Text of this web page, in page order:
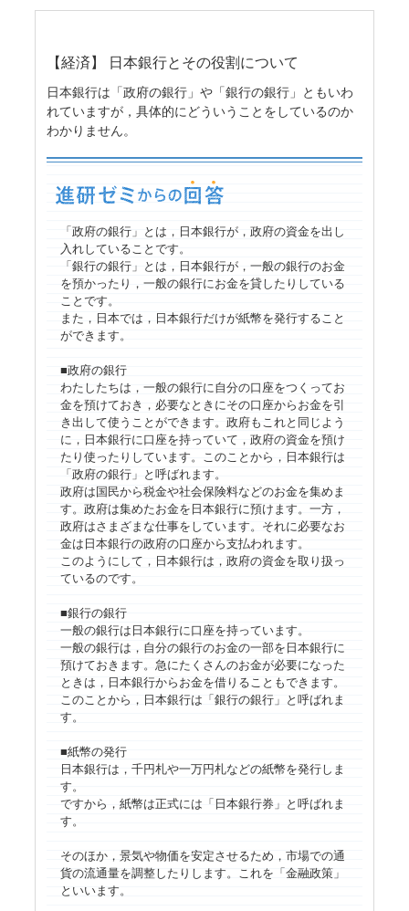
【経済】 日本銀行とその役割について
日本銀行は「政府の銀行」や「銀行の銀行」ともいわ
れていますが，具体的にどういうことをしているのか
わかりません。
「政府の銀行」とは，日本銀行が，政府の資金を出し
入れしていることです。
「銀行の銀行」とは，日本銀行が，一般の銀行のお金
を預かったり，一般の銀行にお金を貸したりしている
ことです。
また，日本では，日本銀行だけが紙幣を発行すること
ができます。
■政府の銀行
わたしたちは，一般の銀行に自分の口座をつくってお
金を預けておき，必要なときにその口座からお金を引
き出して使うことができます。政府もこれと同じよう
に，日本銀行に口座を持っていて，政府の資金を預け
たり使ったりしています。このことから，日本銀行は
「政府の銀行」と呼ばれます。
政府は国民から税金や社会保険料などのお金を集めま
す。政府は集めたお金を日本銀行に預けます。一方，
政府はさまざまな仕事をしています。それに必要なお
金は日本銀行の政府の口座から支払われます。
このようにして，日本銀行は，政府の資金を取り扱っ
ているのです。
■銀行の銀行
一般の銀行は日本銀行に口座を持っています。
一般の銀行は，自分の銀行のお金の一部を日本銀行に
預けておきます。急にたくさんのお金が必要になった
ときは，日本銀行からお金を借りることもできます。
このことから，日本銀行は「銀行の銀行」と呼ばれま
す。
■紙幣の発行
日本銀行は，千円札や一万円札などの紙幣を発行しま
す。
ですから，紙幣は正式には「日本銀行券」と呼ばれま
す。
そのほか，景気や物価を安定させるため，市場での通
貨の流通量を調整したりします。これを「金融政策」
といいます。